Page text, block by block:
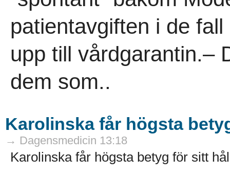
patientavgiften i de
upp till vårdgarantin.–
dem som..
Karolinska får högsta
→ Dagensmedicin 13:18
Karolinska får högsta betyg för sitt